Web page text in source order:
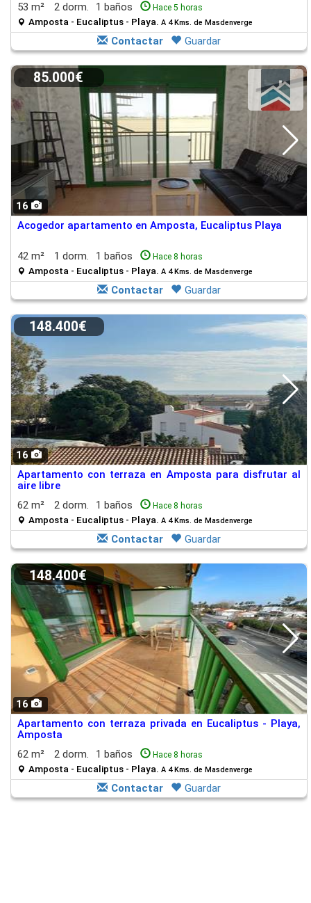
53 m² 2 dorm. 1 baños Hace 5 horas
Amposta - Eucaliptus - Playa. A 4 Kms. de Masdenverge
Contactar Guardar
16
85.000€
Acogedor apartamento en Amposta, Eucaliptus Playa
42 m² 1 dorm. 1 baños Hace 8 horas
Amposta - Eucaliptus - Playa. A 4 Kms. de Masdenverge
Contactar Guardar
16
148.400€
Apartamento con terraza en Amposta para disfrutar al
aire libre
62 m²
2 dorm. 1 baños Hace 8 horas
Amposta - Eucaliptus - Playa. A 4 Kms. de Masdenverge
Contactar Guardar
16
148.400€
Apartamento con terraza privada en Eucaliptus - Playa,
Amposta
62 m²
2 dorm. 1 baños Hace 8 horas
Amposta - Eucaliptus - Playa. A 4 Kms. de Masdenverge
Contactar Guardar